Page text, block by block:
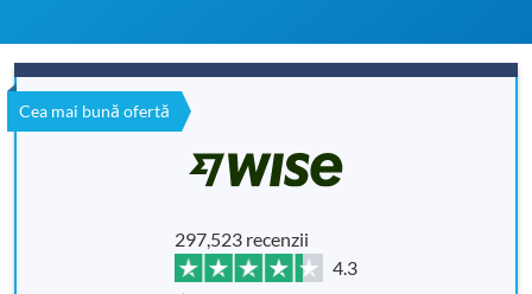
Cea mai bună ofertă
297,523 recenzii
4.3